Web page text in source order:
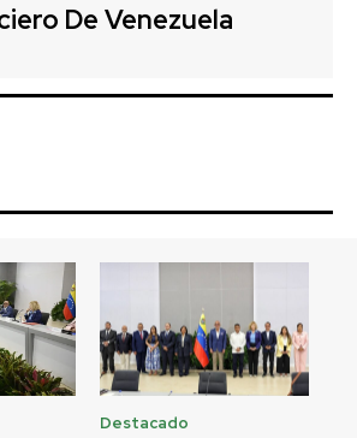
De Venezuela
Destacado